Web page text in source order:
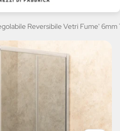
Reversibile Vetri Fume' 6mm